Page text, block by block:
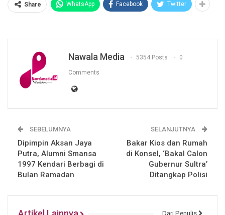
Share WhatsApp Facebook Twitter
Nawala Media 5354 Posts 0
Comments
SEBELUMNYA
Dipimpin Aksan Jaya
Putra, Alumni Smansa
1997 Kendari Berbagi di
Bulan Ramadan
SELANJUTNYA
Bakar Kios dan Rumah
di Konsel, ‘Bakal Calon
Gubernur Sultra’
Ditangkap Polisi
Dari Penulis